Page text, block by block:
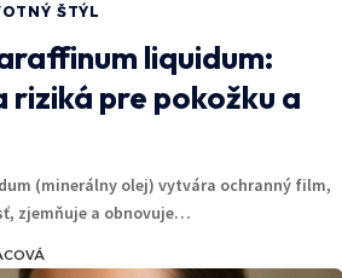
ŠTÝL
liquidum:
riziká pre pokožku a
(minerálny olej) vytvára ochranný film,
zjemňuje a obnovuje…